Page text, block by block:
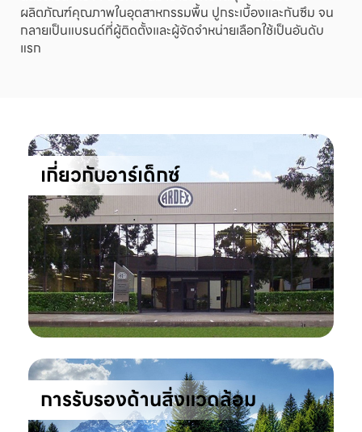
ผลิตภัณฑ์คุณภาพในอุตสาหกรรมพื้น ปูกระเบื้องและกันซึม จน
กลายเป็นแบรนด์ที่ผู้ติดตั้งและผู้จัดจำหน่ายเลือกใช้เป็นอันดับ
แรก
เกี่ยวกับอาร์เด็กซ์
การรับรองด้านสิ่งแวดล้อม